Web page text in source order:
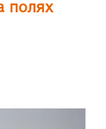
полях